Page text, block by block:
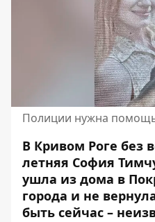
Полиции нужна
В Кривом Роге без
летняя София
ушла из дома в
города и не
быть сейчас –